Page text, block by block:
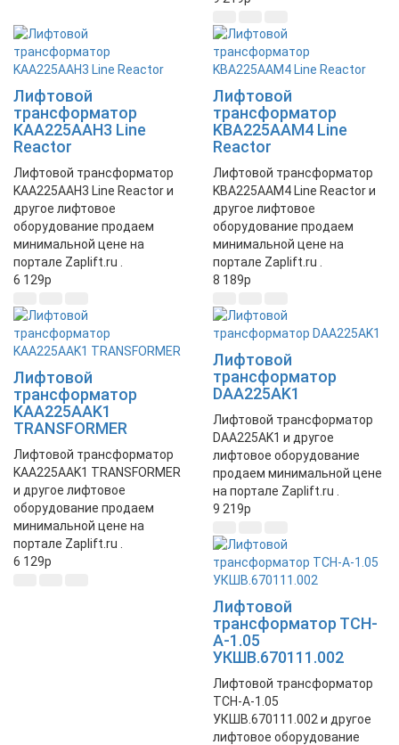
Лифтовой
трансформатор
KAA225AAH3 Line
Reactor
Лифтовой трансформатор
KAA225AAH3 Line Reactor и
другое лифтовое
оборудование продаем
минимальной цене на
портале Zaplift.ru .
6 129p
Лифтовой
трансформатор
KBA225AAM4 Line
Reactor
Лифтовой трансформатор
KBA225AAM4 Line Reactor и
другое лифтовое
оборудование продаем
минимальной цене на
портале Zaplift.ru .
8 189p
Лифтовой
трансформатор
KAA225AAK1
TRANSFORMER
Лифтовой трансформатор
KAA225AAK1 TRANSFORMER
и другое лифтовое
оборудование продаем
минимальной цене на
портале Zaplift.ru .
6 129p
Лифтовой
трансформатор
DAA225AK1
Лифтовой трансформатор
DAA225AK1 и другое
лифтовое оборудование
продаем минимальной цене
на портале Zaplift.ru .
9 219p
Лифтовой
трансформатор ТСН-
А-1.05
УКШВ.670111.002
Лифтовой трансформатор
ТСН-А-1.05
УКШВ.670111.002 и другое
лифтовое оборудование